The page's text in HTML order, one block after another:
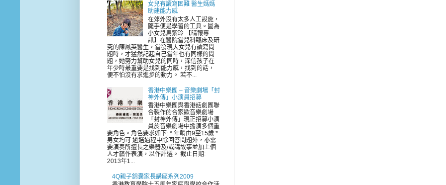
女兒有讀寫困難 醫生媽媽
助建能力感
在郊外沒有太多人工設施，
隨手便是學習的工具。圖為
小女兒馬紫玲 【晴報專
訊】在醫院當兒科臨床及研
究的陳鳳英醫生，當發現大女兒有讀寫問
題時，才猛然記起自己當年也有同樣的問
題，她努力幫助女兒的同時，深信孩子在
年少時最重要是找到能力感，找到的話，
便不怕沒有求進步的動力。 若不...
香港中樂團 – 音樂劇場「封
神外傳」小演員招募
香港中樂團與香港話劇團聯
合製作的合家歡音樂劇場
「封神外傳」現正招募小演
員於音樂劇場中擔演多個重
要角色。角色要求如下: * 年齡由9至15歲 *
男女均可 遴選過程中除回答問題外，亦需
要演奏所擅長之樂器及/或講故事並加上個
人才藝作表演，以作評選。 截止日期:
2013年1...
4Q親子錦囊家長講座系列2009